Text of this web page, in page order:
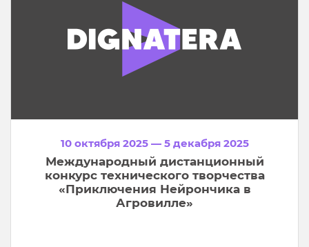
10 октября 2025 — 5 декабря 2025
Международный дистанционный
конкурс технического творчества
«Приключения Нейрончика в
Агровилле»